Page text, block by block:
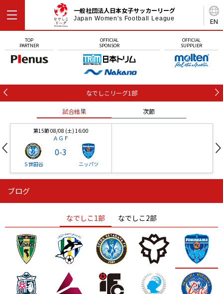
EN
一般社団法人日本女子サッカーリーグ
Japan Women's Football League
TOP
PARTNER
OFFICIAL
SPONSOR
OFFICIAL
SUPPLIER
なでしこリーグ1部
試合結果 次節
第15節 08/08 (土) 16:00
ＡＧＦ
Ｓ世田谷
0-3
ニッパツ
ニッパツ
ニッパツ 名古屋
石人の星
静岡 愛媛Ｌ
ブログ
なでしこ1部 なでしこ2部